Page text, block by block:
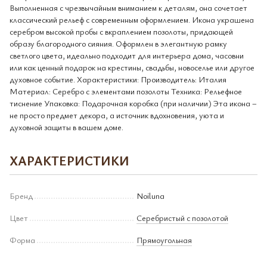
Выполненная с чрезвычайным вниманием к деталям, она сочетает
классический рельеф с современным оформлением. Икона украшена
серебром высокой пробы с вкраплением позолоты, придающей
образу благородного сияния. Оформлен в элегантную рамку
светлого цвета, идеально подходит для интерьера дома, часовни
или как ценный подарок на крестины, свадьбы, новоселье или другое
духовное событие. Характеристики: Производитель: Италия
Материал: Серебро с элементами позолоты Техника: Рельефное
тиснение Упаковка: Подарочная коробка (при наличии) Эта икона –
не просто предмет декора, а источник вдохновения, уюта и
духовной защиты в вашем доме.
ХАРАКТЕРИСТИКИ
Бренд
Noiluna
Цвет
Серебристый с позолотой
Форма
Прямоугольная